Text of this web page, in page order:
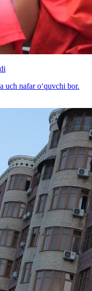
uch nafar o‘quvchi bor.